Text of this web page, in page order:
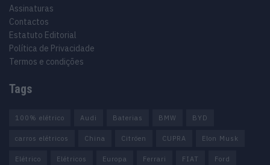
Assinaturas
Contactos
Estatuto Editorial
Política de Privacidade
Termos e condições
Tags
100% elétrico Audi Baterias BMW BYD
carros elétricos China Citröen CUPRA Elon Musk
Elétrico Elétricos Europa Ferrari FIAT Ford